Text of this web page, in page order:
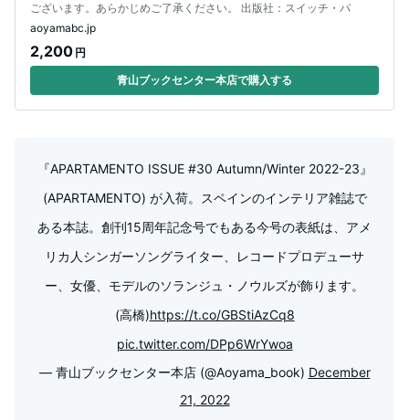
ございます。あらかじめご了承ください。 出版社：スイッチ・パ
aoyamabc.jp
2,200 円
青山ブックセンター本店で購入する
『APARTAMENTO ISSUE #30 Autumn/Winter 2022-23』
(APARTAMENTO) が入荷。スペインのインテリア雑誌で
ある本誌。創刊15周年記念号でもある今号の表紙は、アメ
リカ人シンガーソングライター、レコードプロデューサ
ー、女優、モデルのソランジュ・ノウルズが飾ります。
(高橋)https://t.co/GBStiAzCq8
pic.twitter.com/DPp6WrYwoa
— 青山ブックセンター本店 (@Aoyama_book) December
21, 2022